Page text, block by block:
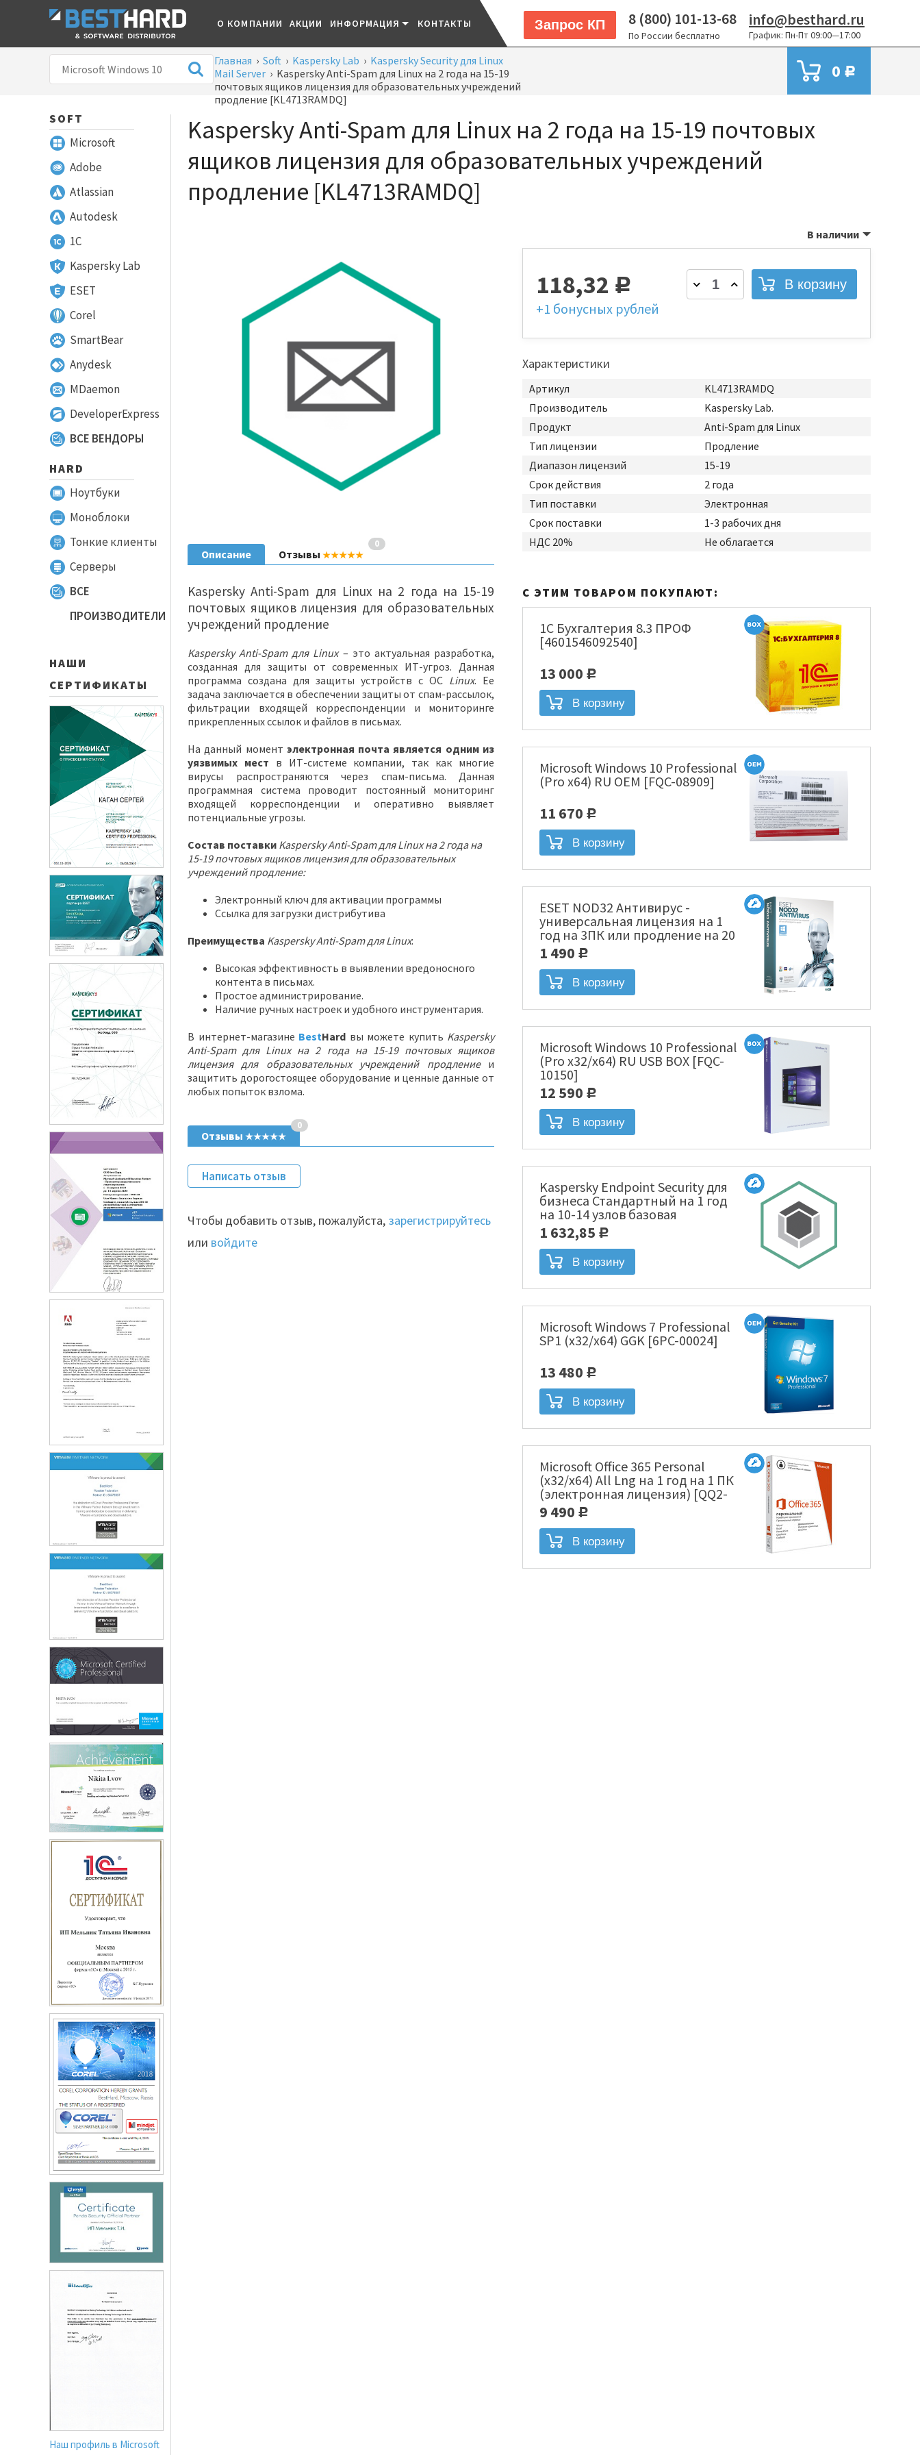
О КОМПАНИИ АКЦИИ ИНФОРМАЦИЯ КОНТАКТЫ Запрос КП 8 (800) 101-13-68
По России бесплатно
info@besthard.ru
График: Пн-Пт 09:00—17:00
Главная › Soft › Kaspersky Lab › Kaspersky Security для Linux
Mail Server › Kaspersky Anti-Spam для Linux на 2 года на 15-19
почтовых ящиков лицензия для образовательных учреждений
продление [KL4713RAMDQ]
0 Р
SOFT
Microsoft
Adobe
Atlassian
Autodesk
1С
Kaspersky Lab
ESET
Corel
SmartBear
Anydesk
MDaemon
DeveloperExpress
ВСЕ ВЕНДОРЫ
HARD
Ноутбуки
Моноблоки
Тонкие клиенты
Серверы
ВСЕ
ПРОИЗВОДИТЕЛИ
НАШИ
СЕРТИФИКАТЫ
Наш профиль в Microsoft
Kaspersky Anti-Spam для Linux на 2 года на 15-19 почтовых
ящиков лицензия для образовательных учреждений
продление [KL4713RAMDQ]
В наличии
118,32 Р
+1 бонусных рублей
Характеристики
Артикул
KL4713RAMDQ
Производитель
Kaspersky Lab.
Продукт
Anti-Spam для Linux
Тип лицензии
Продление
Диапазон лицензий
15-19
Срок действия
2 года
Тип поставки
Электронная
Срок поставки
1-3 рабочих дня
НДС 20%
Не облагается
С ЭТИМ ТОВАРОМ ПОКУПАЮТ:
1С Бухгалтерия 8.3 ПРОФ
[4601546092540]
13 000 Р
Microsoft Windows 10 Professional
(Pro x64) RU OEM [FQC-08909]
11 670 Р
ESET NOD32 Антивирус -
универсальная лицензия на 1
год на 3ПК или продление на 20
месяцев Электронная лицензия
[NOD32-ENA-1220(EKEY)-1-1]
1 490 Р
Microsoft Windows 10 Professional
(Pro x32/x64) RU USB BOX [FQC-
10150]
12 590 Р
Kaspersky Endpoint Security для
бизнеса Стандартный на 1 год
на 10-14 узлов базовая
лицензия [KL4863RAKFS]
1 632,85 Р
Microsoft Windows 7 Professional
SP1 (x32/x64) GGK [6PC-00024]
13 480 Р
Microsoft Office 365 Personal
(x32/x64) All Lng на 1 год на 1 ПК
(электронная лицензия) [QQ2-
00004]
9 490 Р
Описание Отзывы ★★★★★
0
Kaspersky Anti-Spam для Linux на 2 года на 15-19
почтовых ящиков лицензия для образовательных
учреждений продление
Kaspersky Anti-Spam для Linux– это актуальная разработка,
созданная для защиты от современных ИТ-угроз. Данная
программа создана для защиты устройств с ОС Linux. Ее
задача заключается в обеспечении защиты от спам-рассылок,
фильтрации входящей корреспонденции и мониторинге
прикрепленных ссылок и файлов в письмах.
На данный момент электронная почта является одним из
уязвимых мест в ИТ-системе компании, так как многие
вирусы распространяются через спам-письма. Данная
программная система проводит постоянный мониторинг
входящей корреспонденции и оперативно выявляет
потенциальные угрозы.
Состав поставки Kaspersky Anti-Spam для Linux на 2 года на
15-19 почтовых ящиков лицензия для образовательных
учреждений продление:
Электронный ключ для активации программы
Ссылка для загрузки дистрибутива
Преимущества Kaspersky Anti-Spam для Linux:
Высокая эффективность в выявлении вредоносного
контента в письмах.
Простое администрирование.
Наличие ручных настроек и удобного инструментария.
В интернет-магазине BestHard вы можете купить Kaspersky
Anti-Spam для Linux на 2 года на 15-19 почтовых ящиков
лицензия для образовательных учреждений продление
и
защитить дорогостоящее оборудование и ценные данные от
любых попыток взлома.
Отзывы ★★★★★
0
Написать отзыв
Чтобы добавить отзыв, пожалуйста, зарегистрируйтесь
или войдите